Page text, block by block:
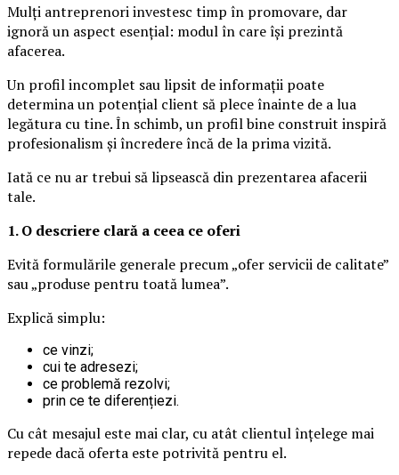
Mulți antreprenori investesc timp în promovare, dar
ignoră un aspect esențial: modul în care își prezintă
afacerea.
Un profil incomplet sau lipsit de informații poate
determina un potențial client să plece înainte de a lua
legătura cu tine. În schimb, un profil bine construit inspiră
profesionalism și încredere încă de la prima vizită.
Iată ce nu ar trebui să lipsească din prezentarea afacerii
tale.
1. O descriere clară a ceea ce oferi
Evită formulările generale precum „ofer servicii de calitate”
sau „produse pentru toată lumea”.
Explică simplu:
ce vinzi;
cui te adresezi;
ce problemă rezolvi;
prin ce te diferențiezi.
Cu cât mesajul este mai clar, cu atât clientul înțelege mai
repede dacă oferta este potrivită pentru el.